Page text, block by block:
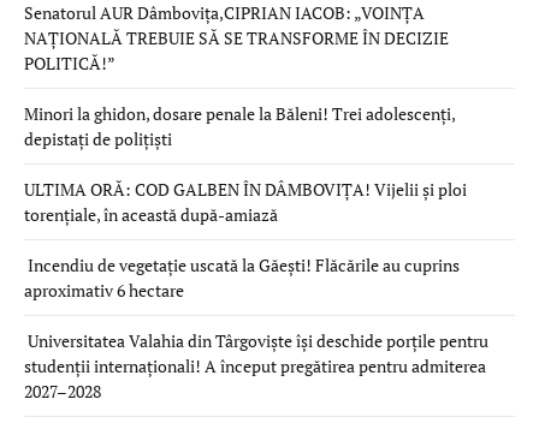
Senatorul AUR Dâmbovița,CIPRIAN IACOB: „VOINȚA
NAȚIONALĂ TREBUIE SĂ SE TRANSFORME ÎN DECIZIE
POLITICĂ!”
Minori la ghidon, dosare penale la Băleni! Trei adolescenți,
depistați de polițiști
ULTIMA ORĂ: COD GALBEN ÎN DÂMBOVIȚA! Vijelii și ploi
torențiale, în această după-amiază
Incendiu de vegetație uscată la Găești! Flăcările au cuprins
aproximativ 6 hectare
Universitatea Valahia din Târgoviște își deschide porțile pentru
studenții internaționali! A început pregătirea pentru admiterea
2027–2028